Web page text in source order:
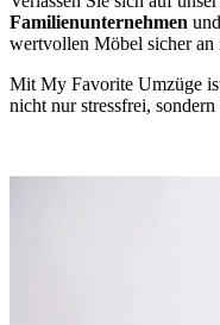
Familienunternehmen
wertvollen Möbel sicher an
Mit My Favorite Umzüge
nicht nur stressfrei,